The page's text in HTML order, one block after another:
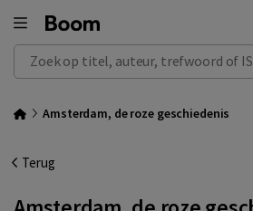
Zoek op titel, auteur, trefwoord of ISBN
Amsterdam, de roze geschiedenis
Terug